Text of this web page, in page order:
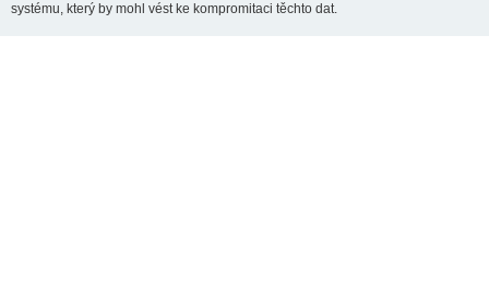
systému, který by mohl vést ke kompromitaci těchto dat.